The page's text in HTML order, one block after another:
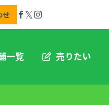
せ 𝕏
一覧 売りたい